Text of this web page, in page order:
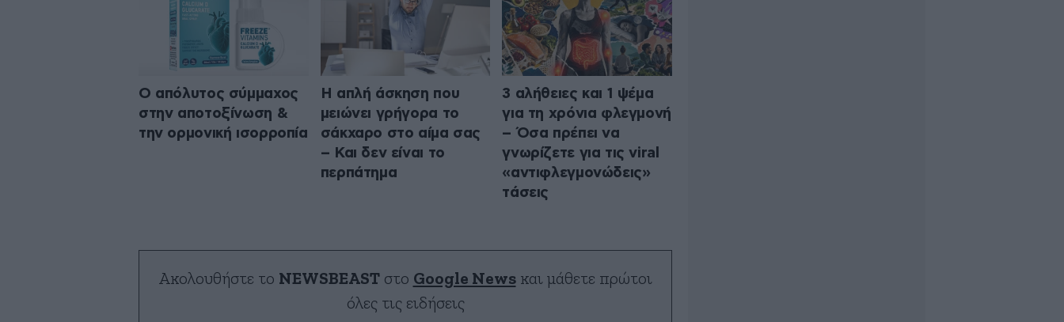
Ο απόλυτος σύμμαχος
στην αποτοξίνωση &
την ορμονική ισορροπία
Η απλή άσκηση που
μειώνει γρήγορα το
σάκχαρο στο αίμα σας
– Και δεν είναι το
περπάτημα
3 αλήθειες και 1 ψέμα
για τη χρόνια φλεγμονή
– Όσα πρέπει να
γνωρίζετε για τις viral
«αντιφλεγμονώδεις»
τάσεις
Ακολουθήστε το NEWSBEASTστο Google Newsκαι μάθετε πρώτοι
όλες τις ειδήσεις